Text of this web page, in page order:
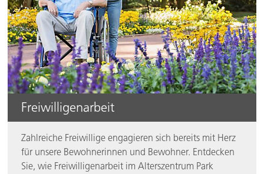
Freiwilligenarbeit
Zahlreiche Freiwillige engagieren sich bereits mit Herz
für unsere Bewohnerinnen und Bewohner. Entdecken
Sie, wie Freiwilligenarbeit im Alterszentrum Park